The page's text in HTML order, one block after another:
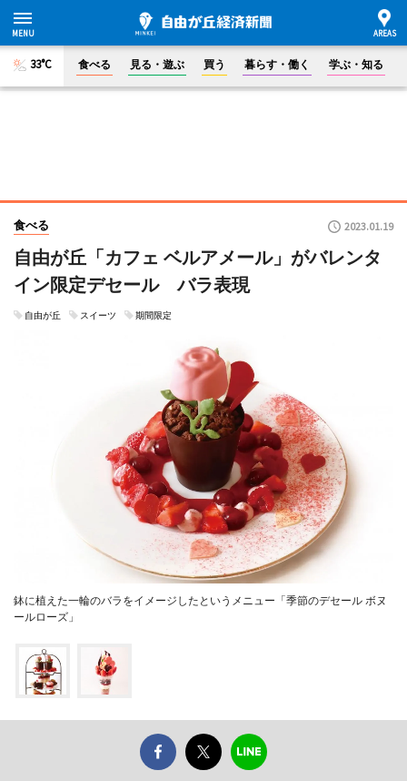
33°C 食べる 見る・遊ぶ 買う 暮らす・働く 学ぶ・知る
食べる 2023.01.19
自由が丘「カフェ ベルアメール」がバレンタ
イン限定デセール バラ表現
自由が丘 スイーツ 期間限定
鉢に植えた一輪のバラをイメージしたというメニュー「季節のデセール ボヌ
ールローズ」